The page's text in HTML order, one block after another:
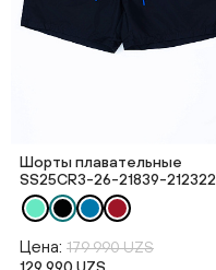
Шорты плавательные
SS25CR3-26-21839-212322
Цена: 179 990 UZS